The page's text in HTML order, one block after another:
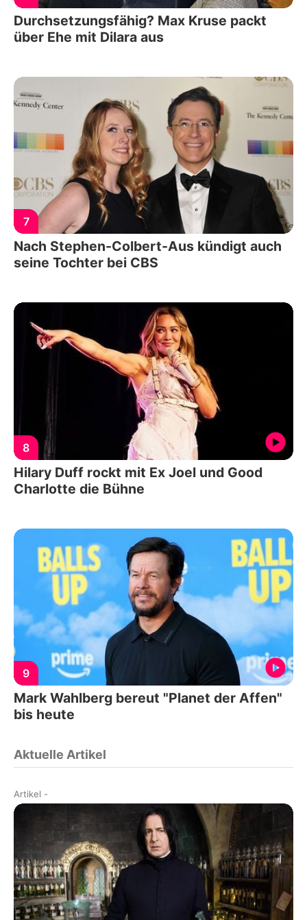
Durchsetzungsfähig? Max Kruse packt
über Ehe mit Dilara aus
7
Nach Stephen-Colbert-Aus kündigt auch
seine Tochter bei CBS
8
Hilary Duff rockt mit Ex Joel und Good
Charlotte die Bühne
9
Mark Wahlberg bereut "Planet der Affen"
bis heute
Aktuelle Artikel
Artikel -